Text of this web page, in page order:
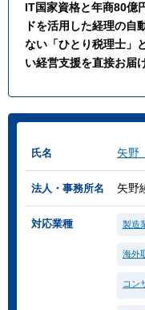
IT国家資格と年商80億
ドを活用した経理の自
ない「ひとり税理士」
い経営支援を直接お届
氏名 矢
法人・事務所名 矢野
対応業種 製造
海外
コン